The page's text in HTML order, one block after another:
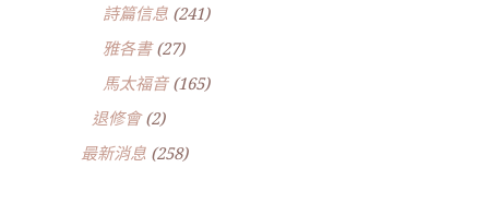
詩篇信息 (241)
雅各書(27)
馬太福音(165)
退修會(2)
最新消息 (258)